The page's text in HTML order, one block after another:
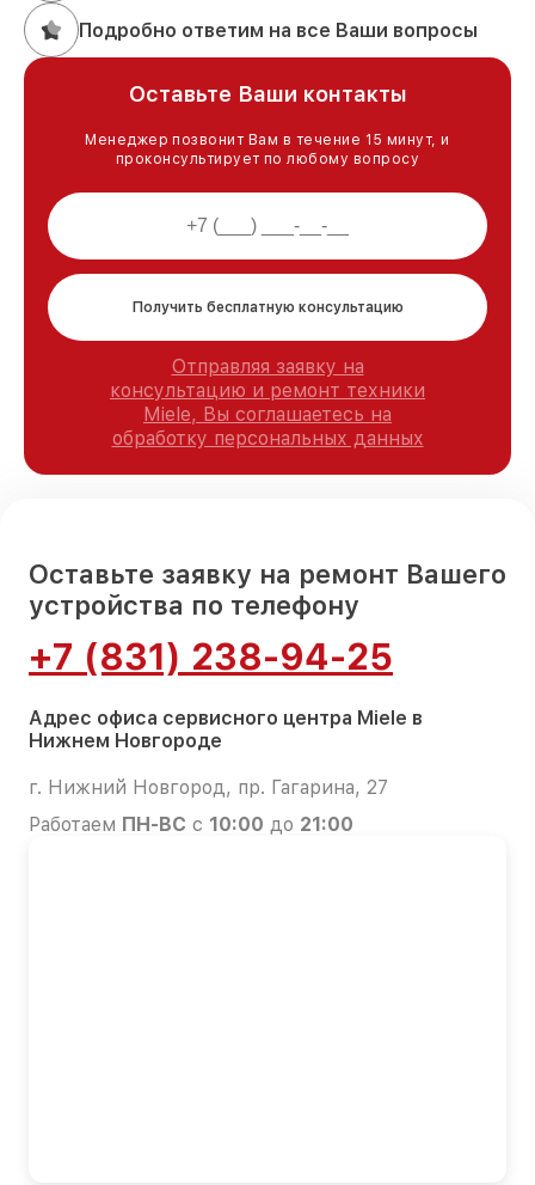
Подробно ответим на все Ваши вопросы
Оставьте Ваши контакты
Менеджер позвонит Вам в течение 15 минут, и
проконсультирует по любому вопросу
Получить бесплатную консультацию
Отправляя заявку на
консультацию и ремонт техники
Miele, Вы соглашаетесь на
обработку персональных данных
Оставьте заявку на ремонт Вашего
устройства по телефону
+7 (831) 238-94-25
Адрес офиса сервисного центра Miele в
Нижнем Новгороде
г. Нижний Новгород, пр. Гагарина, 27
Работаем ПН-ВС с 10:00 до 21:00